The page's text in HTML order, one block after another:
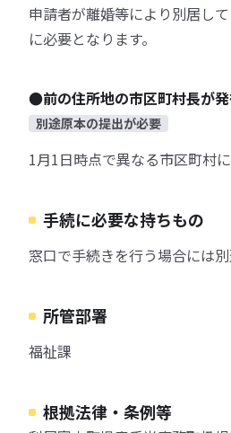
申請者が離婚等により別居し
に必要となります。
●前の住所地の市区町村長が
別途原本の提出が必要
1月1日時点で異なる市区町村
手続に必要な持ちもの
窓口で手続きを行う場合には
所管部署
福祉課
根拠法律・条例等